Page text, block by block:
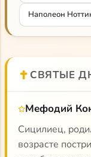
легкость
стоят друг
Наполеон
СВЯТЫЕ
Мефодий
Сицилиец,
возрасте